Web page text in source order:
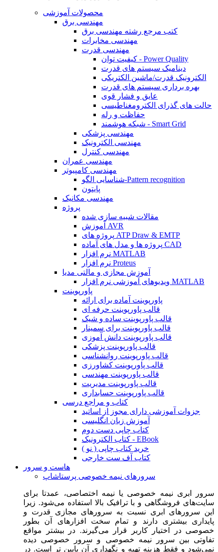
محصولات آموزشی
مهندسی برق
کتب مرجع رشته مهندسی برق
مهندسی مخابرات
مهندسی قدرت
کیفیت توان - Power Quality
دینامیک سیستم های قدرت
الکترونیک قدرت/ماشین الکتریکی
بهره برداری سیستم های قدرت
عایق و فشار قوی
حالت های گذرای الکترومغناطیسی
حفاظت و رله
شبکه هوشمند - Smart Grid
مهندسی پزشکی
مهندسی الکترونیک
مهندسی کنترل
مهندسی عمران
مهندسی کامپیوتر
شناسایی الگو-Pattern recognition
پایتون
مهندسی مکانیک
پروژه
مقالات شبیه سازی شده
آموزش AVR
پروژه های ATP Draw & EMTP
پروژه ها و مدل های آماده CAD
نرم افزار MATLAB
نرم افزار Proteus
آموزش مجازی و مالتی مدیا
ویدیوهای آموزشی نرم افزار MATLAB
پاورپوینت
پاورپوینت آماده برای ارائه
قالب پاورپوینت حرفه ای
قالب پاورپوینت ساده و شیک
قالب پاورپوینت برای سمینار
قالب پاورپوینت دانش آموزی
قالب پاورپوینت پزشکی
قالب پاورپوینت روانشناسی
قالب پاورپوینت کشاورزی
قالب پاورپوینت مهندسی
قالب پاورپوینت مدیریت
قالب پاورپوینت حسابداری
کتاب و مراجع درسی
جزوات آموزشی دارای مجوز از اساتید
آموزش زبان انگلیسی
کتاب چاپی دست دوم
کتاب الکترونیک - EBook
خرید کتاب چاپی ( نو )
کتاب آف ست خارجی
هاست و سرور
سرورهای نیمه خصوصی پرستاشاپ
سرور ابری نیمه خصوصی یا نیمه اختصاصی، عمدتا برای
سایت‌های فروشگاهی و با ترافیک بالا استفاده می‌شود. زیرا
این سرورهای ابری نسبت به سرورهای مجازی قدرت و
پایداری بیشتری دارند و تمام سخت افزارهای آن بطور
خصوصی در اختیار کاربر قرار می‌گیرند. در بیشتر مواقع
تفاوتی بین سرور نیمه خصوصی و سرور خصوصی دیده
نمی‌شود و فقط هزینه تهیه و نگهداری آن پایین تر است. در